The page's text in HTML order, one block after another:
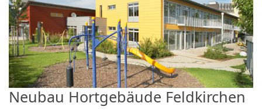
Neubau Hortgebäude Feldkirchen